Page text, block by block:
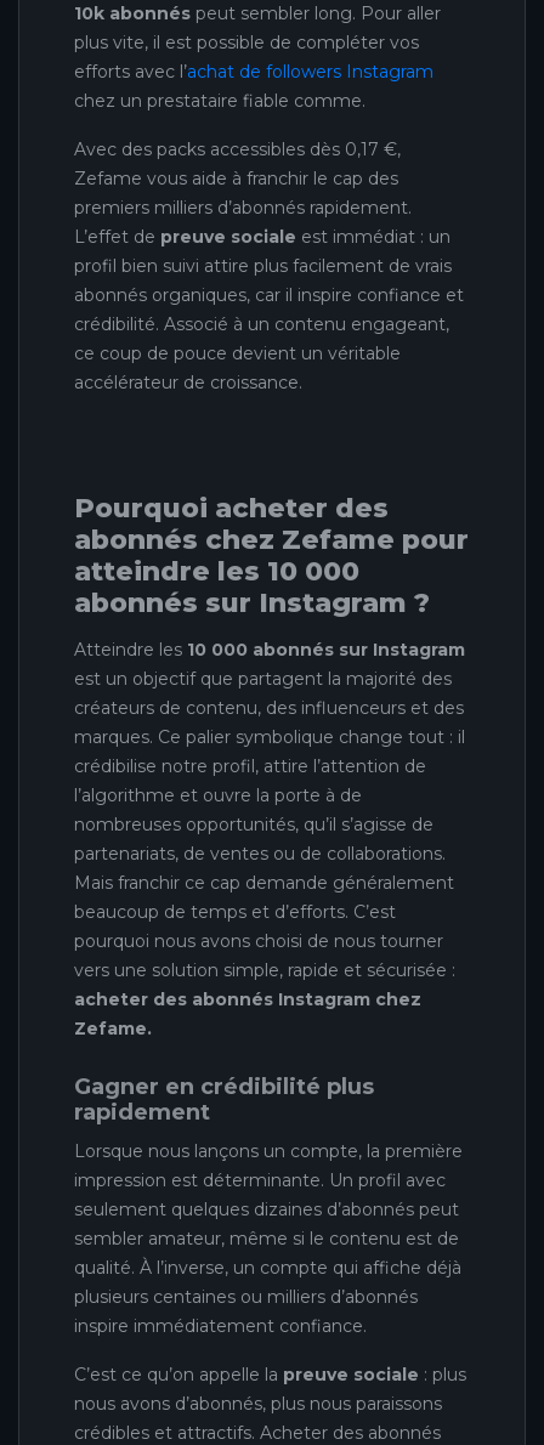
10k abonnés peut sembler long. Pour aller
plus vite, il est possible de compléter vos
efforts avec l’achat de followers Instagram
chez un prestataire fiable comme.
Avec des packs accessibles dès 0,17 €,
Zefame vous aide à franchir le cap des
premiers milliers d’abonnés rapidement.
L’effet de preuve sociale est immédiat : un
profil bien suivi attire plus facilement de vrais
abonnés organiques, car il inspire confiance et
crédibilité. Associé à un contenu engageant,
ce coup de pouce devient un véritable
accélérateur de croissance.
Pourquoi acheter des
abonnés chez Zefame pour
atteindre les 10 000
abonnés sur Instagram ?
Atteindre les 10 000 abonnés sur Instagram
est un objectif que partagent la majorité des
créateurs de contenu, des influenceurs et des
marques. Ce palier symbolique change tout : il
crédibilise notre profil, attire l’attention de
l’algorithme et ouvre la porte à de
nombreuses opportunités, qu’il s’agisse de
partenariats, de ventes ou de collaborations.
Mais franchir ce cap demande généralement
beaucoup de temps et d’efforts. C’est
pourquoi nous avons choisi de nous tourner
vers une solution simple, rapide et sécurisée :
acheter des abonnés Instagram chez
Zefame.
Gagner en crédibilité plus
rapidement
Lorsque nous lançons un compte, la première
impression est déterminante. Un profil avec
seulement quelques dizaines d’abonnés peut
sembler amateur, même si le contenu est de
qualité. À l’inverse, un compte qui affiche déjà
plusieurs centaines ou milliers d’abonnés
inspire immédiatement confiance.
C’est ce qu’on appelle la preuve sociale : plus
nous avons d’abonnés, plus nous paraissons
crédibles et attractifs. Acheter des abonnés